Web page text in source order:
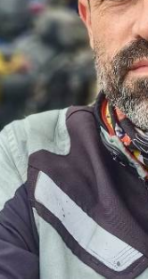
מנשה, אלמוג – עורכי
פלילי עבירות תנועה
עורכי דין לענייני אסירים
0546470989
עו"ד אבי כהן
פלילי פשיעה חמורה קטינים
סמים עבירות מין
0523647066
ויקי שמואל – משרד
פלילי משפט פלילי